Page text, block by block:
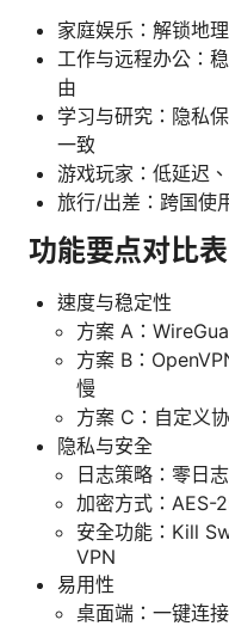
家庭娱乐：解锁地
工作与远程办公：
由
学习与研究：隐私
一致
游戏玩家：低延迟
旅行/出差：跨国使
功能要点对比表
速度与稳定性
方案 A：
方案 B：
慢
方案 C：自定义
隐私与安全
日志策略：零日
加密方式：AES-
安全功能：Kill
VPN
易用性
桌面端：一键连